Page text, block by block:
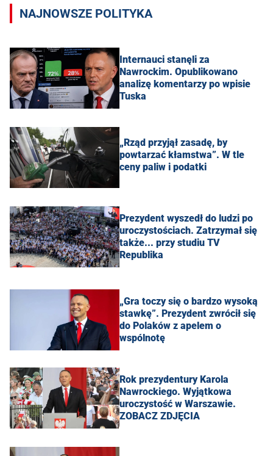
NAJNOWSZE POLITYKA
Internauci stanęli za
Nawrockim. Opublikowano
analizę komentarzy po wpisie
Tuska
„Rząd przyjął zasadę, by
powtarzać kłamstwa”. W tle
ceny paliw i podatki
Prezydent wyszedł do ludzi po
uroczystościach. Zatrzymał się
także... przy studiu TV
Republika
„Gra toczy się o bardzo wysoką
stawkę”. Prezydent zwrócił się
do Polaków z apelem o
wspólnotę
Rok prezydentury Karola
Nawrockiego. Wyjątkowa
uroczystość w Warszawie.
ZOBACZ ZDJĘCIA